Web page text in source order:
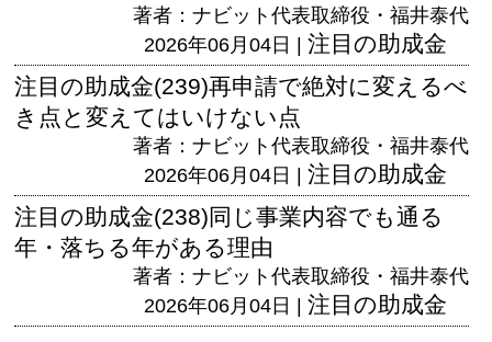
著者：ナビット代表取締役・福井泰代
2026年06月04日 | 注目の助成金
注目の助成金(239)再申請で絶対に変えるべ
き点と変えてはいけない点
著者：ナビット代表取締役・福井泰代
2026年06月04日 | 注目の助成金
注目の助成金(238)同じ事業内容でも通る
年・落ちる年がある理由
著者：ナビット代表取締役・福井泰代
2026年06月04日 | 注目の助成金